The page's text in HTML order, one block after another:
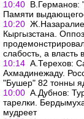
10:40 В.Германов:
Памяти
10:20
Кыргызстана.
слабость, а власть
10:14 А.Терехов:
Ахмадинежаду.
"Бушер" 82 тонны
10:00 А.Дубнов:
тарелки.
мудреет